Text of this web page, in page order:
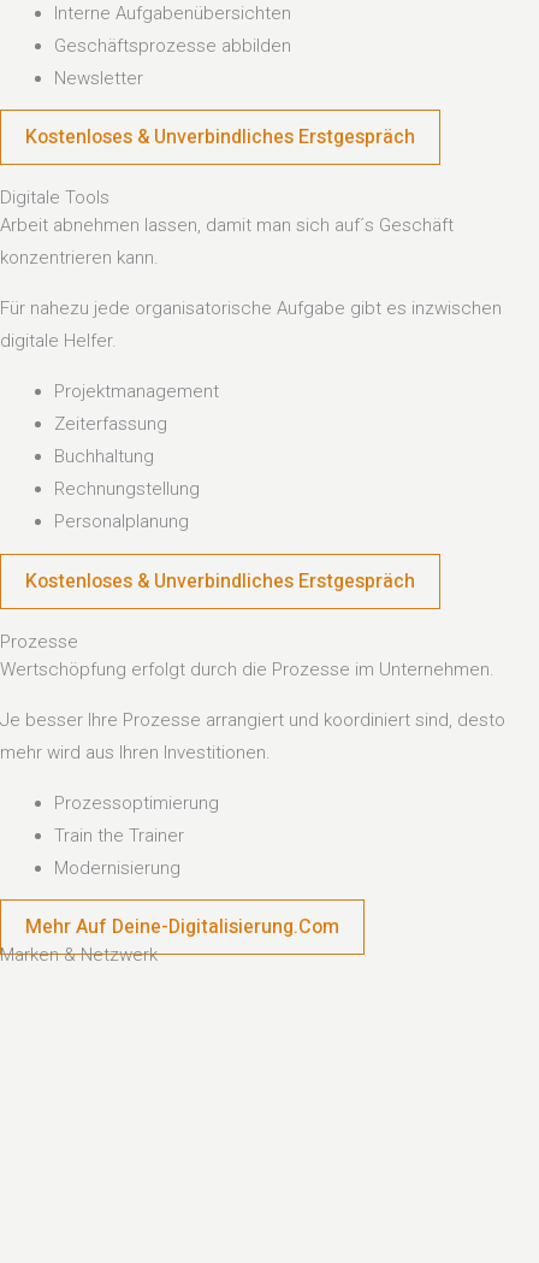
Interne Aufgabenübersichten
Geschäftsprozesse abbilden
Newsletter
Kostenloses & Unverbindliches Erstgespräch
Digitale Tools
Arbeit abnehmen lassen, damit man sich auf´s Geschäft
konzentrieren kann.
Für nahezu jede organisatorische Aufgabe gibt es inzwischen
digitale Helfer.
Projektmanagement
Zeiterfassung
Buchhaltung
Rechnungstellung
Personalplanung
Kostenloses & Unverbindliches Erstgespräch
Prozesse
Wertschöpfung erfolgt durch die Prozesse im Unternehmen.
Je besser Ihre Prozesse arrangiert und koordiniert sind, desto
mehr wird aus Ihren Investitionen.
Prozessoptimierung
Train the Trainer
Modernisierung
Mehr Auf Deine-Digitalisierung.com
Marken & Netzwerk